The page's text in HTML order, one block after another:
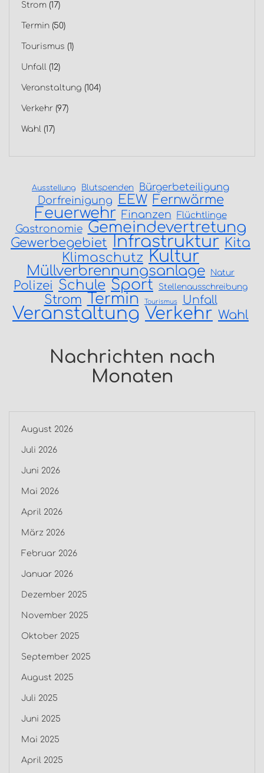
Strom (17)
Termin (50)
Tourismus (1)
Unfall (12)
Veranstaltung (104)
Verkehr (97)
Wahl (17)
Ausstellung Blutspenden Bürgerbeteiligung
Dorfreinigung EEW Fernwärme
Feuerwehr Finanzen Flüchtlinge
Gastronomie Gemeindevertretung
Gewerbegebiet Infrastruktur Kita
Klimaschutz Kultur
Müllverbrennungsanlage Natur
Polizei Schule Sport Stellenausschreibung
Strom Termin Tourismus Unfall
Veranstaltung Verkehr Wahl
Nachrichten nach
Monaten
August 2026
Juli 2026
Juni 2026
Mai 2026
April 2026
März 2026
Februar 2026
Januar 2026
Dezember 2025
November 2025
Oktober 2025
September 2025
August 2025
Juli 2025
Juni 2025
Mai 2025
April 2025